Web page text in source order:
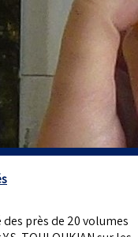
près de 20 volumes